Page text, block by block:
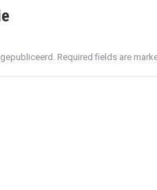
Required fields are